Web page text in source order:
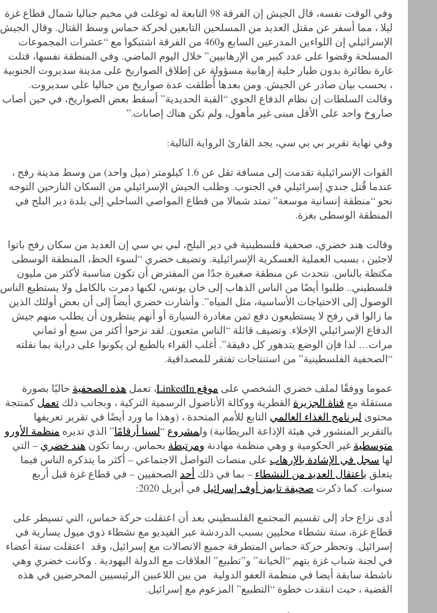
وفي الوقت نفسه، قال الجيش إن الفرقة 98 التابعة له توغلت في مخيم جباليا شمال قطاع غزة
ليلا ، مما أسفر عن مقتل العديد من المسلحين التابعين لحركة حماس وسط القتال. وقال الجيش
الإسرائيلي إن اللواءين المدرعين السابع و460 من الفرقة اشتبكوا مع “عشرات المجموعات
المسلحة وقضوا على عدد كبير من الإرهابيين” خلال اليوم الماضي. وفي المنطقة نفسها، قتلت
غارة بطائرة بدون طيار خلية إرهابية مسؤولة عن إطلاق الصواريخ على مدينة سديروت الجنوبية
، بحسب بيان صادر عن الجيش. ومن بعدها أُطلقت عدة صواريخ من جباليا على سديروت.
وقالت السلطات إن نظام الدفاع الجوي “القبة الحديدية” أسقط بعض الصواريخ، في حين أصاب
صاروخ واحد على الأقل مبنى غير مأهول، ولم تكن هناك إصابات.”
وفي نهاية تقرير بي بي سي، يجد القارئ الرواية التالية:
القوات الإسرائيلية تقدمت إلى مسافة تقل عن 1.6 كيلومتر (ميل واحد) من وسط مدينة رفح ،
عندما قُتل جندي إسرائيلي في الجنوب. وطلب الجيش الإسرائيلي من السكان النازحين التوجه
نحو “منطقة إنسانية موسعة” تمتد شمالا من قطاع المواصي الساحلي إلى بلدة دير البلح في
المنطقة الوسطى بغزة.
وقالت هند خضري، صحفية فلسطينية في دير البلح، لبي بي سي إن العديد من سكان رفح باتوا
لاجئين ، بسبب العملية العسكرية الإسرائيلية. وتضيف خضري “لسوء الحظ، المنطقة الوسطى
مكتظة بالناس. نتحدث عن منطقة صغيرة جدًا من المفترض أن تكون مناسبة لأكثر من مليون
فلسطيني.. طلبوا أيضًا من الناس الذهاب إلى خان يونس، لكنها دمرت بالكامل ولا يستطيع الناس
الوصول إلى الاحتياجات الأساسية، مثل المياه”. وأشارت خضري أيضاً إلى أن بعض أولئك الذين
ما زالوا في رفح لا يستطيعون دفع ثمن مغادرة السيارة أو أنهم ينتظرون أن يطلب منهم جيش
الدفاع الإسرائيلي الإخلاء. وتضيف قائلة “الناس متعبون. لقد نزحوا أكثر من سبع أو ثماني
مرات… لذا فإن الوضع يتدهور كل دقيقة”. أغلب القراء بالطبع لن يكونوا على دراية بما نقلته
“الصحفية الفلسطينية” من استنتاجات تفتقر للمصداقية.
عموما ووفقًا لملف خضري الشخصي على موقع LinkedIn ، تعمل هذه الصحفية حاليًا بصورة
مستقلة مع قناة الجزيرة القطرية ووكالة الأناضول الرسمية التركية ، وبجانب ذلك تعمل كمنتجة
محتوى لبرنامج الغذاء العالمي التابع للأمم المتحدة ، (وهذا ما ورد أيضًا في تقرير تعريفها
بالتقرير المنشور في هيئة الإذاعة البريطانية) ولمشروع “لسنا أرقامًا” الذي تديره منظمة الأورو
متوسطية غير الحكومية و وهي منظمة مهادنة ومرتبطة بحماس. ربما تكون هند خضري – التي
لها سجل في الإشادة بالإرهاب على منصات التواصل الاجتماعي – أكثر ما يتذكره الناس فيما
يتعلق باعتقال العديد من النشطاء – بما في ذلك أحد الصحفيين – في قطاع غزة قبل أربع
سنوات. كما ذكرت صحيفة تايمز أوف إسرائيل في أبريل 2020:
أدى نزاع حاد إلى تقسيم المجتمع الفلسطيني بعد أن اعتقلت حركة حماس، التي تسيطر على
قطاع غزة، ستة نشطاء محليين بسبب الدردشة عبر الفيديو مع نشطاء ذوي ميول يسارية في
إسرائيل. وتحظر حركة حماس المتطرفة جميع الاتصالات مع إسرائيل، وقد اعتقلت ستة أعضاء
في لجنة شباب غزة بتهم “الخيانة” و”تطبيع” العلاقات مع الدولة اليهودية . وكانت خضري وهي
ناشطة سابقة أيضا في منظمة العفو الدولية من بين اللاعبين الرئيسيين المحرضين في هذه
القضية ، حيث انتقدت خطوة “التطبيع” المزعوم مع إسرائيل.